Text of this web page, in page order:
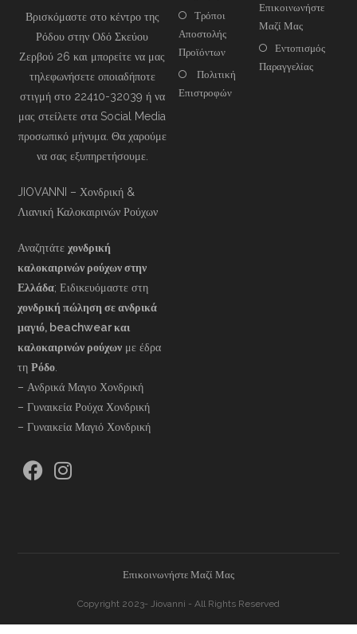
Βρισκόμαστε στο κέντρο της
Ρόδου στην Οδό Σκεύου
Ζερβού 26 και μπορείτε να μας
τηλεφωνήσετε οποιαδήποτε
στιγμή στο 22410-32039 ή να
μας στείλετε στα Social Media
προσωπικό μήνυμα. Θα χαρούμε
να σας εξυπηρετήσουμε.
JIOVANNI – Χονδρική &
Λιανική Καλοκαιρινών Ρούχων
Αναζητάτεχονδρική
καλοκαιρινών ρούχων στην
Ελλάδα; Ειδικευόμαστε στη
χονδρική πώληση σε ανδρικά
μαγιό, beachwear και
καλοκαιρινών ρούχων με έδρα
τηΡόδο
– Ανδρικά Μαγιο Χονδρική
– Γυναικεία Ρούχα Χονδρική
– Γυναικεία Μαγιό Χονδρική
Τρόποι
Αποστολής
Προϊόντων
Πολιτική
Επιστροφών
Επικοινωνήστε
Μαζί Μας
Εντοπισμός
Παραγγελίας
Επικοινωνήστε Μαζί Μας
Copyright 2023- Jiovanni - All Rights Reserved